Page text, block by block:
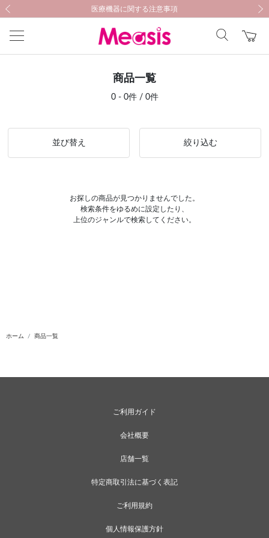
新規会員登録キャンペーン開催中！
医療機器に関する注意事項
新規会員登録キャンペーン開催中！
医療機器に関する注意事項
商品一覧
0 - 0件 / 0件
並び替え 絞り込む
お探しの商品が見つかりませんでした。
検索条件をゆるめに設定したり、
上位のジャンルで検索してください。
ホーム 商品一覧
ご利用ガイド
会社概要
店舗一覧
特定商取引法に基づく表記
ご利用規約
個人情報保護方針